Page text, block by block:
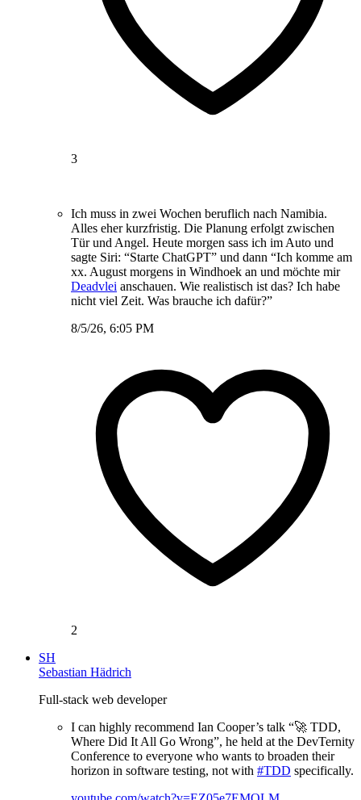
3
Ich muss in zwei Wochen beruflich nach Namibia.
Alles eher kurzfristig. Die Planung erfolgt zwischen
Tür und Angel. Heute morgen sass ich im Auto und
sagte Siri: “Starte ChatGPT” und dann “Ich komme am
xx. August morgens in Windhoek an und möchte mir
Deadvlei anschauen. Wie realistisch ist das? Ich habe
nicht viel Zeit. Was brauche ich dafür?”
8/5/26, 6:05 PM
2
SH
Sebastian Hädrich
Full-stack web developer
I can highly recommend Ian Cooper’s talk “🚀 TDD,
Where Did It All Go Wrong”, he held at the DevTernity
Conference to everyone who wants to broaden their
horizon in software testing, not with #TDD specifically.